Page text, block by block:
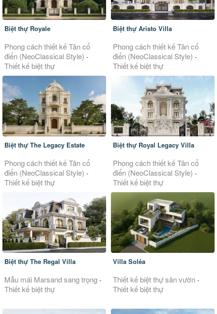
Biệt thự Royale
Phong cách thiết kế Tân cổ
điển (NeoClassical Style) -
Thiết kế biệt thự
Biệt thự Aristo Villa
Phong cách thiết kế Tân cổ
điển (NeoClassical Style) -
Thiết kế biệt thự
Biệt thự The Legacy Estate
Phong cách thiết kế Tân cổ
điển (NeoClassical Style) -
Thiết kế biệt thự
Biệt thự Royal Legacy Villa
Phong cách thiết kế Tân cổ
điển (NeoClassical Style) -
Thiết kế biệt thự
Biệt thự The Regal Villa
Mẫu mái Marsand sang trọng -
Thiết kế biệt thự
Villa Soléa
Thiết kế biệt thự sân vườn -
Thiết kế biệt thự